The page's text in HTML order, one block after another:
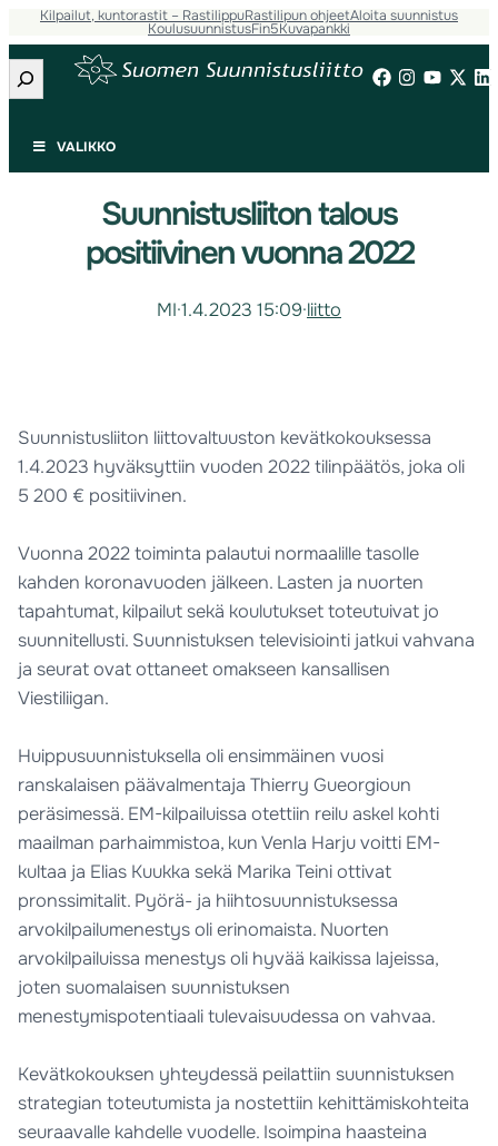
Kilpailut, kuntorastit – RastilippuRastilipun ohjeetAloita suunnistus
KoulusuunnistusFin5Kuvapankki
Etsi
VALIKKO
Suunnistusliiton talous
positiivinen vuonna 2022
MI·1.4.2023 15:09·liitto
Suunnistusliiton liittovaltuuston kevätkokouksessa
1.4.2023 hyväksyttiin vuoden 2022 tilinpäätös, joka oli
5 200 € positiivinen.
Vuonna 2022 toiminta palautui normaalille tasolle
kahden koronavuoden jälkeen. Lasten ja nuorten
tapahtumat, kilpailut sekä koulutukset toteutuivat jo
suunnitellusti. Suunnistuksen televisiointi jatkui vahvana
ja seurat ovat ottaneet omakseen kansallisen
Viestiliigan.
Huippusuunnistuksella oli ensimmäinen vuosi
ranskalaisen päävalmentaja Thierry Gueorgioun
peräsimessä. EM-kilpailuissa otettiin reilu askel kohti
maailman parhaimmistoa, kun Venla Harju voitti EM-
kultaa ja Elias Kuukka sekä Marika Teini ottivat
pronssimitalit. Pyörä- ja hiihtosuunnistuksessa
arvokilpailumenestys oli erinomaista. Nuorten
arvokilpailuissa menestys oli hyvää kaikissa lajeissa,
joten suomalaisen suunnistuksen
menestymispotentiaali tulevaisuudessa on vahvaa.
Kevätkokouksen yhteydessä peilattiin suunnistuksen
strategian toteutumista ja nostettiin kehittämiskohteita
seuraavalle kahdelle vuodelle. Isoimpina haasteina